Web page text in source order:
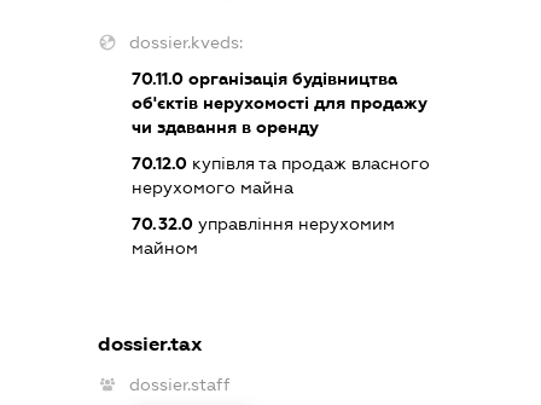
dossier.kveds:
70.11.0організація будівництва
об'єктів нерухомості для продажу
чи здавання в оренду
70.12.0купівля та продаж власного
нерухомого майна
70.32.0управління нерухомим
майном
dossier.tax
dossier.staff